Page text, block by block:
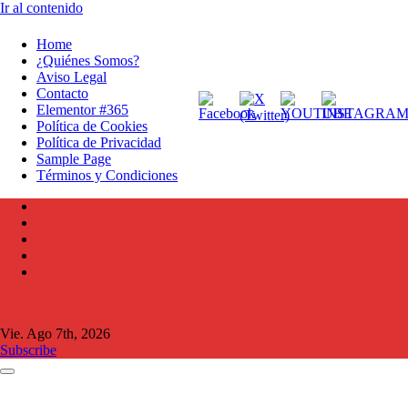
Ir al contenido
Home
¿Quiénes Somos?
Aviso Legal
Contacto
Elementor #365
Política de Cookies
Política de Privacidad
Sample Page
Términos y Condiciones
Vie. Ago 7th, 2026
Subscribe